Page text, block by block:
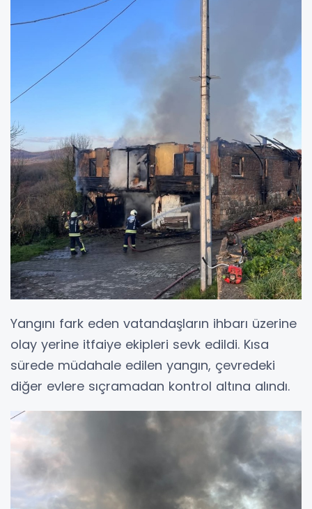
Yangını fark eden vatandaşların ihbarı üzerine
olay yerine itfaiye ekipleri sevk edildi. Kısa
sürede müdahale edilen yangın, çevredeki
diğer evlere sıçramadan kontrol altına alındı.